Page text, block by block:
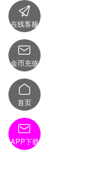

在线客服

金币充值

首页

APP下载